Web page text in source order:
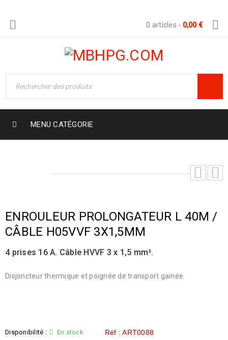
0 articles - 0,00€
MENU CATÉGORIE
ENROULEUR PROLONGATEUR L 40M /
CÂBLE H05VVF 3X1,5MM
4 prises 16 A. Câble HVVF 3 x 1,5 mm².
Disjoncteur thermique et poignée de transport gainée.
Disponibilité : En stock Réf : ART0088